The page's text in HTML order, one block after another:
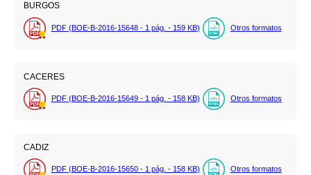
BURGOS
PDF (BOE-B-2016-15648 - 1 pág. - 159 KB) Otros formatos
CACERES
PDF (BOE-B-2016-15649 - 1 pág. - 158 KB) Otros formatos
CADIZ
PDF (BOE-B-2016-15650 - 1 pág. - 158 KB) Otros formatos